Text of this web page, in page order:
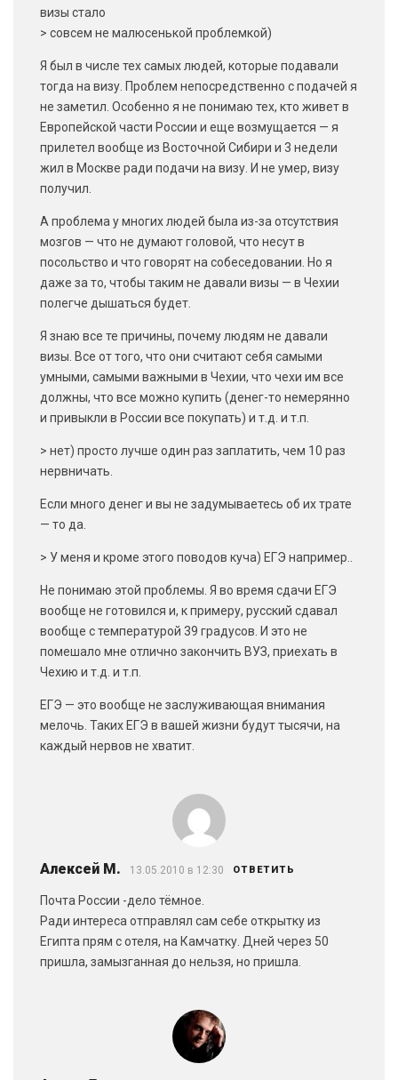
визы стало
> совсем не малюсенькой проблемкой)
Я был в числе тех самых людей, которые подавали
тогда на визу. Проблем непосредственно с подачей я
не заметил. Особенно я не понимаю тех, кто живет в
Европейской части России и еще возмущается — я
прилетел вообще из Восточной Сибири и 3 недели
жил в Москве ради подачи на визу. И не умер, визу
получил.
А проблема у многих людей была из-за отсутствия
мозгов — что не думают головой, что несут в
посольство и что говорят на собеседовании. Но я
даже за то, чтобы таким не давали визы — в Чехии
полегче дышаться будет.
Я знаю все те причины, почему людям не давали
визы. Все от того, что они считают себя самыми
умными, самыми важными в Чехии, что чехи им все
должны, что все можно купить (денег-то немерянно
и привыкли в России все покупать) и т.д. и т.п.
> нет) просто лучше один раз заплатить, чем 10 раз
нервничать.
Если много денег и вы не задумываетесь об их трате
— то да.
> У меня и кроме этого поводов куча) ЕГЭ например..
Не понимаю этой проблемы. Я во время сдачи ЕГЭ
вообще не готовился и, к примеру, русский сдавал
вообще с температурой 39 градусов. И это не
помешало мне отлично закончить ВУЗ, приехать в
Чехию и т.д. и т.п.
ЕГЭ — это вообще не заслуживающая внимания
мелочь. Таких ЕГЭ в вашей жизни будут тысячи, на
каждый нервов не хватит.
Алексей М. 13.05.2010 в 12:30 ОТВЕТИТЬ
Почта России -дело тёмное.
Ради интереса отправлял сам себе открытку из
Египта прям с отеля, на Камчатку. Дней через 50
пришла, замызганная до нельзя, но пришла.